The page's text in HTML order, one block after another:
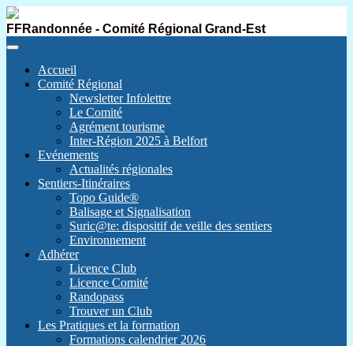
FFRandonnée - Comité Régional Grand-Est
Accueil
Comité Régional
Newsletter Infolettre
Le Comité
Agrément tourisme
Inter-Région 2025 à Belfort
Evénements
Actualités régionales
Sentiers-Itinéraires
Topo Guide®
Balisage et Signalisation
Suric@te: dispositif de veille des sentiers
Environnement
Adhérer
Licence Club
Licence Comité
Randopass
Trouver un Club
Les Pratiques et la formation
Formations calendrier 2026